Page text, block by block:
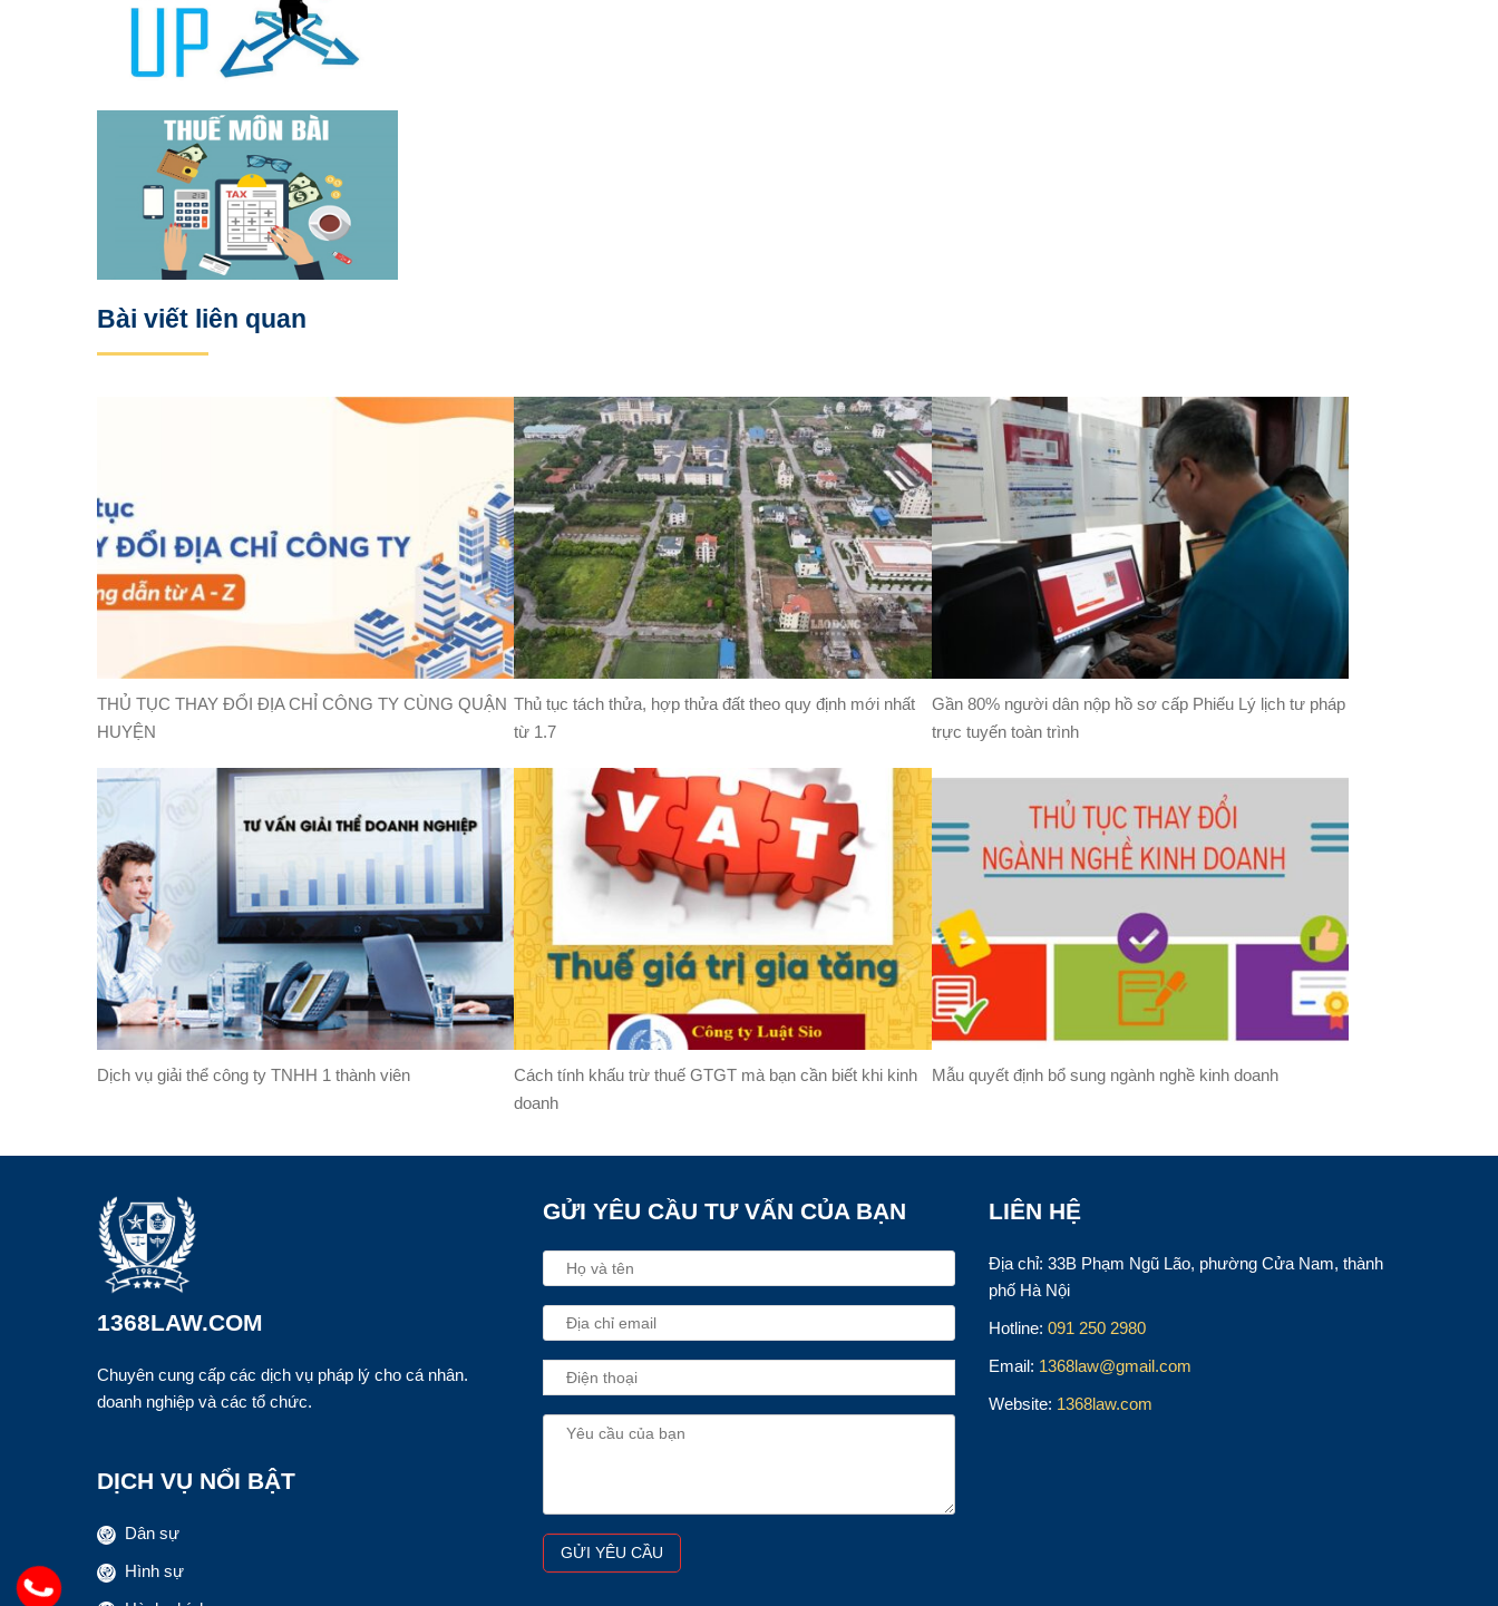
Bài viết liên quan
THỦ TỤC THAY ĐỔI ĐỊA CHỈ CÔNG TY CÙNG QUẬN
HUYỆN
Thủ tục tách thửa, hợp thửa đất theo quy định mới nhất
từ 1.7
Gần 80% người dân nộp hồ sơ cấp Phiếu Lý lịch tư pháp
trực tuyến toàn trình
Dịch vụ giải thể công ty TNHH 1 thành viên
Cách tính khấu trừ thuế GTGT mà bạn cần biết khi kinh
doanh
Mẫu quyết định bổ sung ngành nghề kinh doanh
1368LAW.COM
Chuyên cung cấp các dịch vụ pháp lý cho cá nhân.
doanh nghiệp và các tổ chức.
DỊCH VỤ NỔI BẬT
Dân sự
Hình sự
GỬI YÊU CẦU TƯ VẤN CỦA BẠN LIÊN HỆ
Địa chỉ: 33B Phạm Ngũ Lão, phường Cửa Nam, thành
phố Hà Nội
Hotline: 091 250 2980
Email: 1368law@gmail.com
Website: 1368law.com